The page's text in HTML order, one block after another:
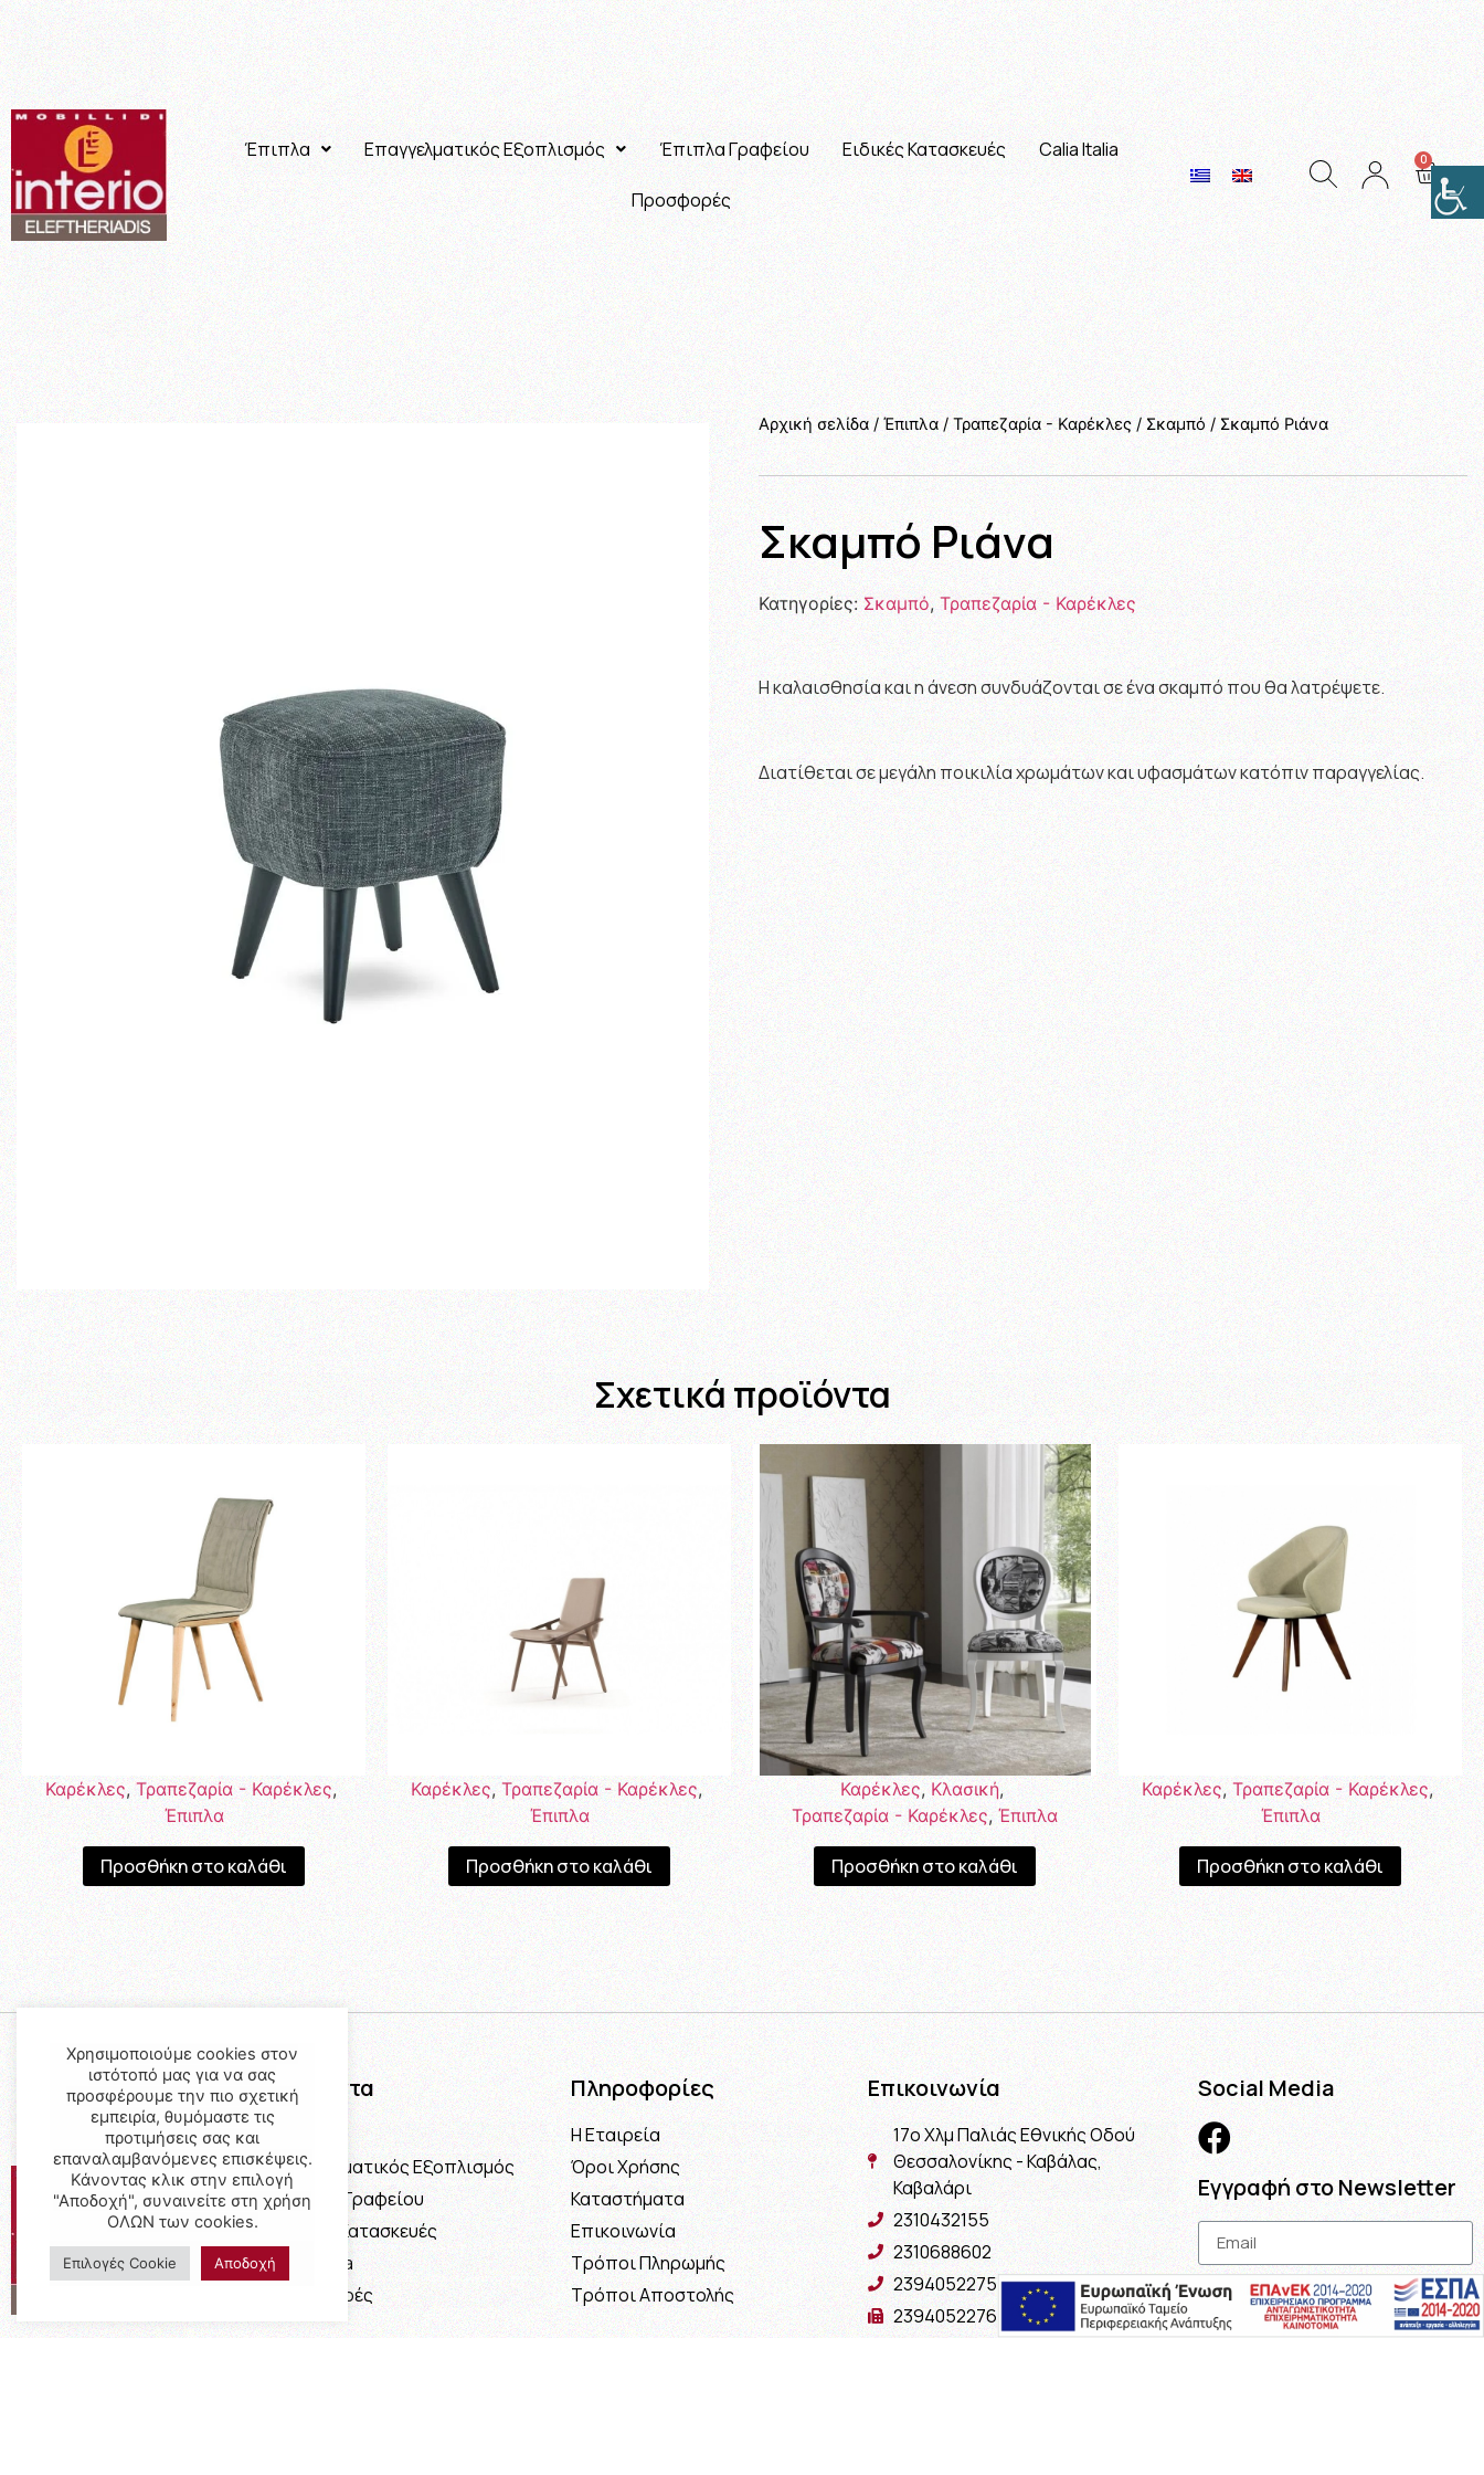
Έπιπλα Επαγγελματικός Εξοπλισμός Έπιπλα Γραφείου Ειδικές Κατασκευές Calia Italia
Προσφορές
Αρχική σελίδα/Έπιπλα/ Τραπεζαρία - Καρέκλες/Σκαμπό / Σκαμπό Ριάνα
Σκαμπό Ριάνα
Κατηγορίες: Σκαμπό, Τραπεζαρία - Καρέκλες
Η καλαισθησία και η άνεση συνδυάζονται σε ένα σκαμπό που θα λατρέψετε.
Διατίθεται σε μεγάλη ποικιλία χρωμάτων και υφασμάτων κατόπιν παραγγελίας.
Σχετικά προϊόντα
Καρέκλες,Τραπεζαρία - Καρέκλες,
Έπιπλα
Προσθήκη στο καλάθι
Καρέκλες,Τραπεζαρία - Καρέκλες,
Έπιπλα
Προσθήκη στο καλάθι
Καρέκλες,Κλασική,
Τραπεζαρία - Καρέκλες, Έπιπλα
Προσθήκη στο καλάθι
Καρέκλες,Τραπεζαρία - Καρέκλες,
Έπιπλα
Προσθήκη στο καλάθι
Προϊόντα
Επαγγελματικός Εξοπλισμός
Έπιπλα Γραφείου
Ειδικές Κατασκευές
Calia Italia
Προσφορές
Πληροφορίες
Η Εταιρεία
Όροι Χρήσης
Καταστήματα
Επικοινωνία
Τρόποι Πληρωμής
Τρόποι Αποστολής
Επικοινωνία
17ο Χλμ Παλιάς Εθνικής Οδού
Θεσσαλονίκης - Καβάλας,
Καβαλάρι
2310432155
2310688602
2394052275
2394052276
Social Media
Εγγραφή στο Newsletter
Εγγραφή
Χρησιμοποιούμε cookies στον
ιστότοπό μας για να σας
προσφέρουμε την πιο σχετική
εμπειρία, θυμόμαστε τις
προτιμήσεις σας και
επαναλαμβανόμενες επισκέψεις.
Κάνοντας κλικ στην επιλογή
"Αποδοχή", συναινείτε στη χρήση
ΟΛΩΝ των cookies.
Επιλογές Cookie Αποδοχή